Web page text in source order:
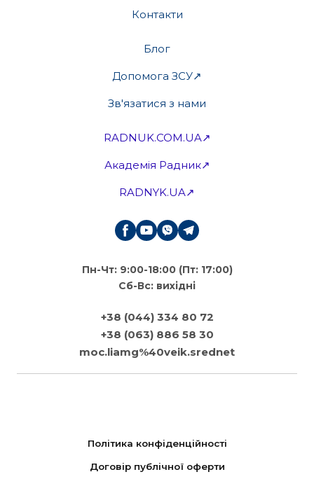
Контакти
Блог
Допомога ЗСУ↗
Зв'язатися з нами
RADNUK.COM.UA↗
Академія Радник↗
RADNYK.UA↗
Пн-Чт: 9:00-18:00 (Пт: 17:00)
Сб-Вс: вихідні
+38 (044) 334 80 72
+38 (063) 886 58 30
moc.liamg%40veik.srednet
Політика конфіденційності
Договір публічної оферти